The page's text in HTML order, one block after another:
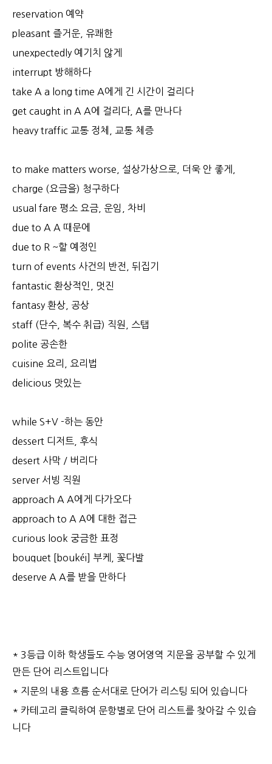
reservation 예약
pleasant 즐거운, 유쾌한
unexpectedly 예기치 않게
interrupt 방해하다
take A a long time A에게 긴 시간이 걸리다
get caught in A A에 걸리다, A를 만나다
heavy traffic 교통 정체, 교통 체증
to make matters worse, 설상가상으로, 더욱 안 좋게,
charge (요금을) 청구하다
usual fare 평소 요금, 운임, 차비
due to A A 때문에
due to R ~할 예정인
turn of events 사건의 반전, 뒤집기
fantastic 환상적인, 멋진
fantasy 환상, 공상
staff (단수, 복수 취급) 직원, 스탭
polite 공손한
cuisine 요리, 요리법
delicious 맛있는
while S+V -하는 동안
dessert 디저트, 후식
desert 사막 / 버리다
server 서빙 직원
approach A A에게 다가오다
approach to A A에 대한 접근
curious look 궁금한 표정
bouquet [boukéi] 부케, 꽃다발
deserve A A를 받을 만하다
* 3등급 이하 학생들도 수능 영어영역 지문을 공부할 수 있게
만든 단어 리스트입니다
* 지문의 내용 흐름 순서대로 단어가 리스팅 되어 있습니다
* 카테고리 클릭하여 문항별로 단어 리스트를 찾아갈 수 있습
니다